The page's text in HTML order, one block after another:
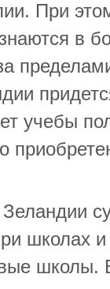
При
в
учебы
школах и
школы.